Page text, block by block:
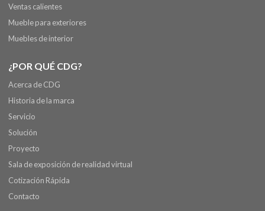
Ventas calientes
Mueble para exteriores
Muebles de interior
¿POR QUÉ CDG?
Acerca de CDG
Historia de la marca
Servicio
Solución
Proyecto
Sala de exposición de realidad virtual
Cotización Rápida
Contacto